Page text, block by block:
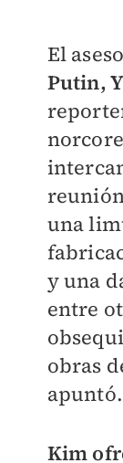
El
Putin,
una
y una
entre
obras
apuntó.
Kim